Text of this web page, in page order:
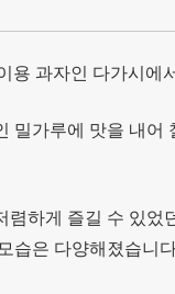
용 과자인 다가시에
밀가루에 맛을 내어
렴하게 즐길 수 있었
습은 다양해졌습니